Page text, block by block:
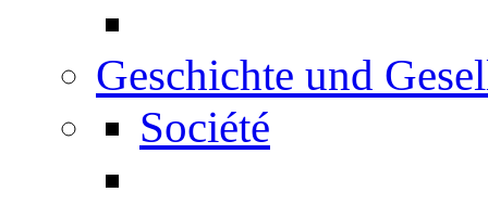
Geschichte und
Société